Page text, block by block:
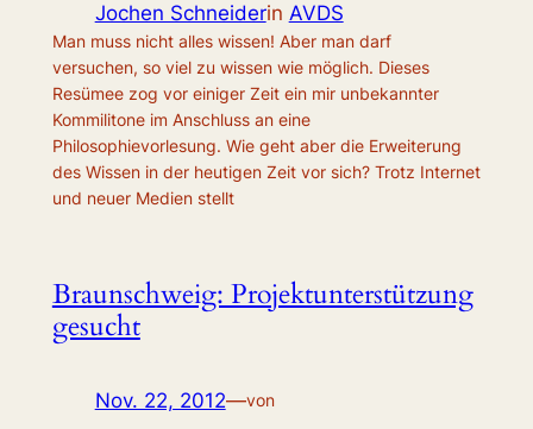
Jochen Schneiderin AVDS
Man muss nicht alles wissen! Aber man darf
versuchen, so viel zu wissen wie möglich. Dieses
Resümee zog vor einiger Zeit ein mir unbekannter
Kommilitone im Anschluss an eine
Philosophievorlesung. Wie geht aber die Erweiterung
des Wissen in der heutigen Zeit vor sich? Trotz Internet
und neuer Medien stellt
Braunschweig: Projektunterstützung
gesucht
Nov. 22, 2012—von